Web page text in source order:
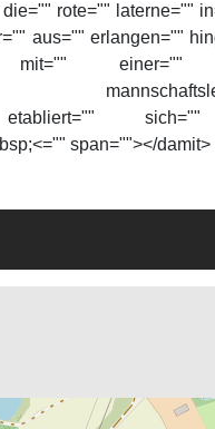
rote="" laterne=""
aus="" erlangen=""
mit="" einer=""
etabliert=""
span=""></damit>